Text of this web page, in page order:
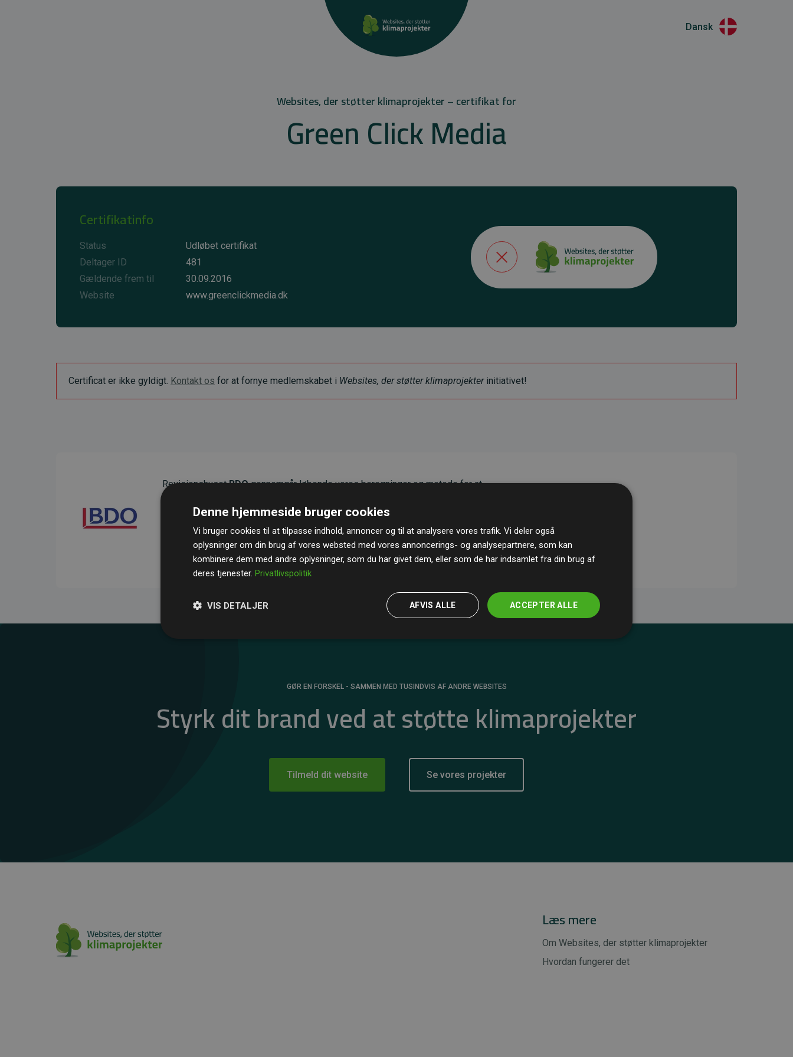
Dansk
Websites, der støtter klimaprojekter – certifikat for
Green Click Media
Certifikatinfo
Status
Udløbet certifikat
Deltager ID
481
Gældende frem til
30.09.2016
Website
www.greenclickmedia.dk
Certificat er ikke gyldigt. Kontakt os for at fornye medlemskabet i Websites, der støtter klimaprojekterinitiativet!
RevisionshusetBDOgennemgår løbende vores beregninger og metode for at
gennemsnit kompenserer for
200% af medlemmernes websites estimerede
CO₂-udledninger .
GØR EN FORSKEL - SAMMEN MED TUSINDVIS AF ANDRE WEBSITES
Styrk dit brand ved at støtte klimaprojekter
Tilmeld dit website Se vores projekter
Læs mere
Om Websites, der støtter klimaprojekter
Hvordan fungerer det
Denne hjemmeside bruger cookies
Vi bruger cookies til at tilpasse indhold, annoncer og til at analysere vores trafik. Vi deler også
oplysninger om din brug af vores websted med vores annoncerings- og analysepartnere, som kan
kombinere dem med andre oplysninger, som du har givet dem, eller som de har indsamlet fra din brug af
deres tjenester. Privatlivspolitik
ACCEPTER ALLE
AFVIS ALLE
VIS DETALJER